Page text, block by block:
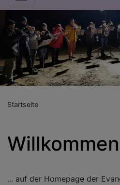
Previous
Startseite
... auf der Homepage der